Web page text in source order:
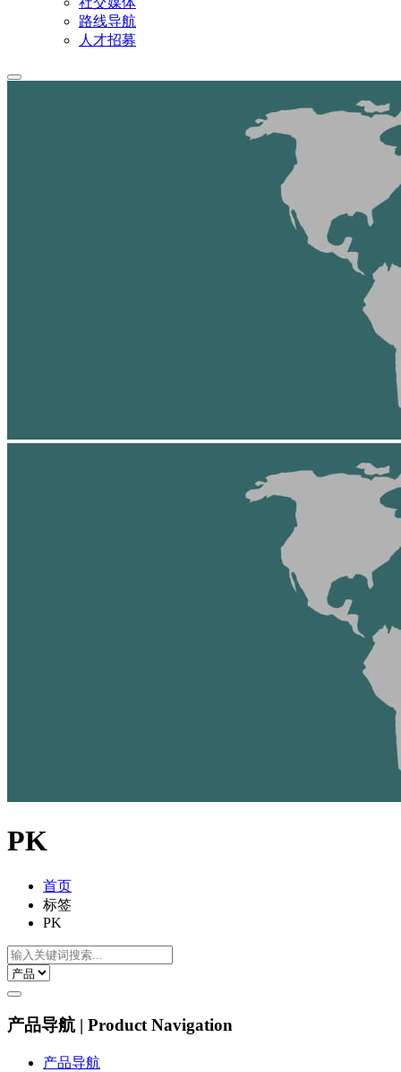
路线导航
人才招募
PK
首页
标签
PK
产品导航 | Product Navigation
产品导航